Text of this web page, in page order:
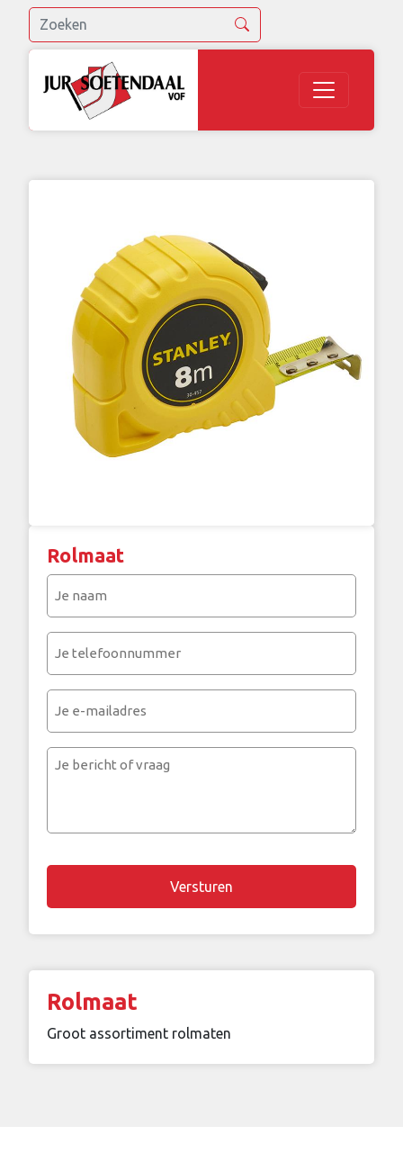
Rolmaat
(Vereist)
(Vereist)
mailadres
Je
Chapta
Rolmaat
Groot assortiment rolmaten